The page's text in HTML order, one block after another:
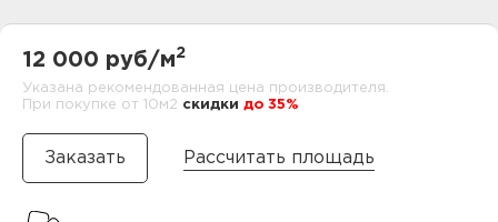
12 000 руб/м2
Указана рекомендованная цена производителя.
При покупке от 10м2 cкидки до 35%
Рассчитать площадь